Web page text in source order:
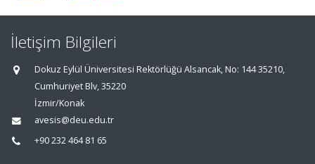
İletişim Bilgileri
Dokuz Eylül Üniversitesi Rektörlüğü Alsancak, No: 144 35210,
Cumhuriyet Blv, 35220
İzmir/Konak
avesis@deu.edu.tr
+90 232 464 81 65